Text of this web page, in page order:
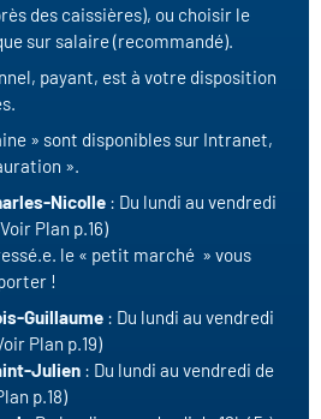
des caissières), ou choisir le
sur salaire (recommandé).
payant, est à votre disposition
» sont disponibles sur Intranet,
».
Nicolle : Du lundi au vendredi
Plan p.16)
le « petit marché » vous
!
Guillaume : Du lundi au vendredi
Plan p.19)
Julien : Du lundi au vendredi de
p.18)